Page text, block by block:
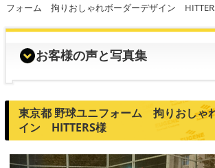
フォーム 拘りおしゃれボーダーデザイン
お客様の声と写真集
東京都 野球ユニフォーム 拘りおしゃ
イン HITTERS様